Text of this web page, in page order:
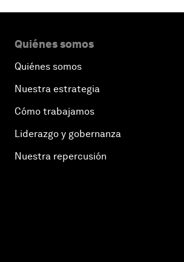
Quiénes somos
Quiénes somos
Nuestra estrategia
Cómo trabajamos
Liderazgo y gobernanza
Nuestra repercusión